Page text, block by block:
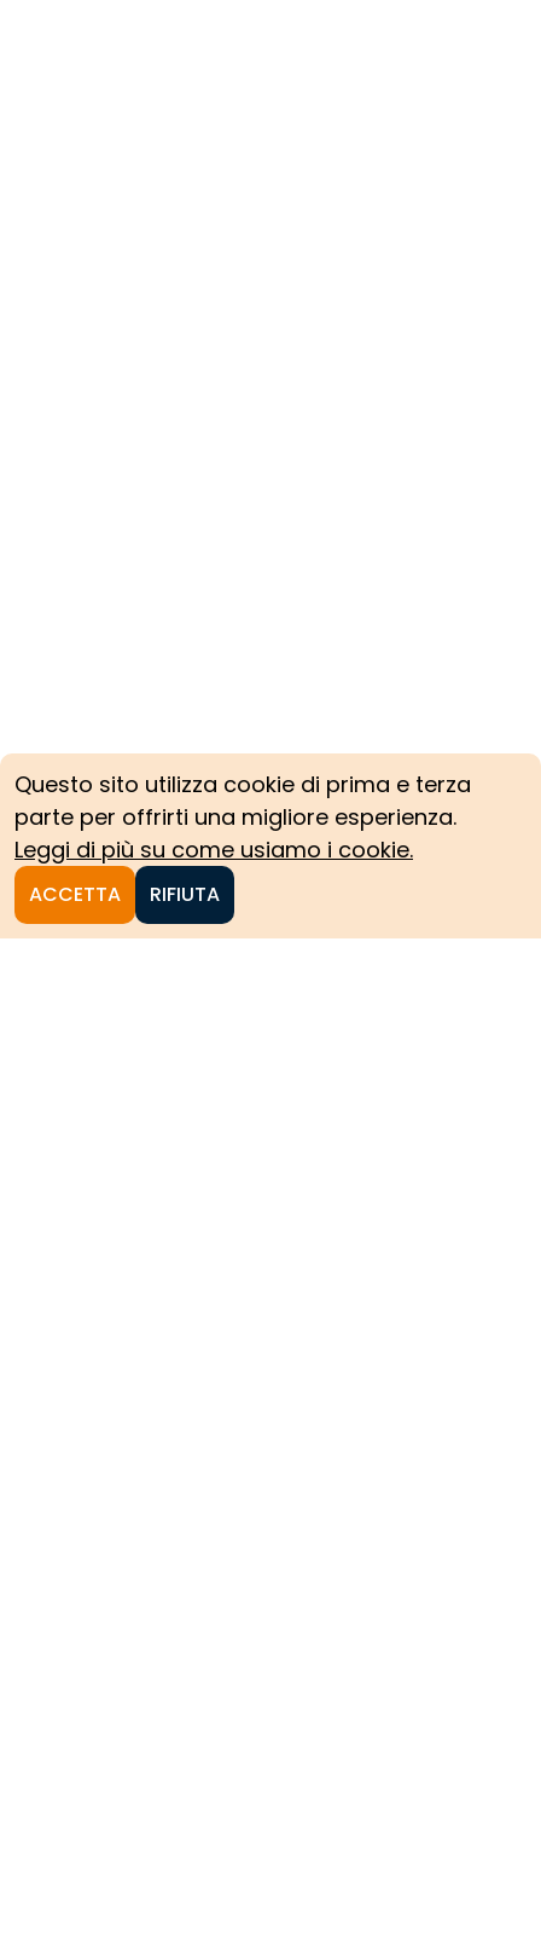
Questo sito utilizza cookie di prima e terza
parte per offrirti una migliore esperienza.
Leggi di più su come usiamo i cookie.
ACCETTA RIFIUTA